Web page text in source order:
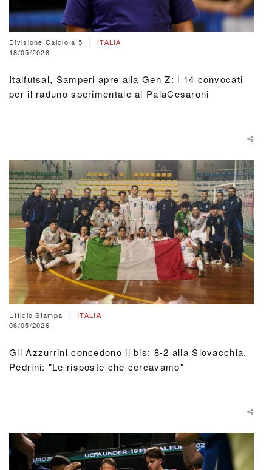
Divisione Calcio a 5
ITALIA
18/05/2026
Italfutsal, Samperi apre alla Gen Z: i 14 convocati
per il raduno sperimentale al PalaCesaroni
Ufficio Stampa
ITALIA
06/05/2026
Gli Azzurrini concedono il bis: 8-2 alla Slovacchia.
Pedrini: "Le risposte che cercavamo"